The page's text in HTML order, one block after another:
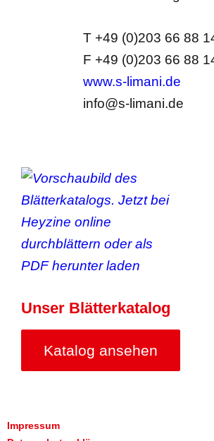
T +49 (0)203 66 88
F +49 (0)203 66 88
www.s-limani.de
info@s-limani.de
Unser Blätterkatalog
Katalog ansehen
Impressum